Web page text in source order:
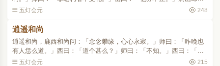
问：「如何是古佛心？」师曰：「即汝心是。」山曰：「虽然如此，
五灯会元 248
逍遥和尚
逍遥和尚，鹿西和尚问：「念念攀缘，心心永寂。」师曰：「昨晚也
有人恁么道。」西曰：「道个甚么？」师曰：「不知。」西曰：「请
和尚说。」师以拂子蓦口打，西拂袖便出。师召众曰：「顶门上著
五灯会元 215